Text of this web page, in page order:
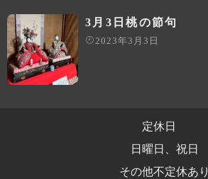
3月3日桃の節句
2023年3月3日
定休日
日曜日、祝日
その他不定休あり